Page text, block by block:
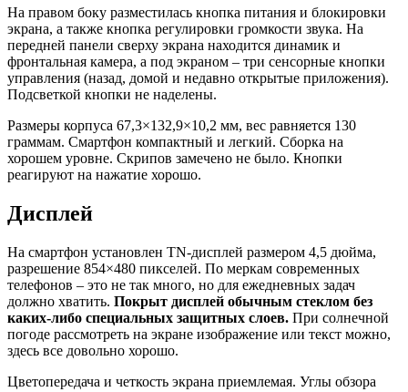
На правом боку разместилась кнопка питания и блокировки
экрана, а также кнопка регулировки громкости звука. На
передней панели сверху экрана находится динамик и
фронтальная камера, а под экраном – три сенсорные кнопки
управления (назад, домой и недавно открытые приложения).
Подсветкой кнопки не наделены.
Размеры корпуса 67,3×132,9×10,2 мм, вес равняется 130
граммам. Смартфон компактный и легкий. Сборка на
хорошем уровне. Скрипов замечено не было. Кнопки
реагируют на нажатие хорошо.
Дисплей
На смартфон установлен TN-дисплей размером 4,5 дюйма,
разрешение 854×480 пикселей. По меркам современных
телефонов – это не так много, но для ежедневных задач
должно хватить. Покрыт дисплей обычным стеклом без
каких-либо специальных защитных слоев. При солнечной
погоде рассмотреть на экране изображение или текст можно,
здесь все довольно хорошо.
Цветопередача и четкость экрана приемлемая. Углы обзора